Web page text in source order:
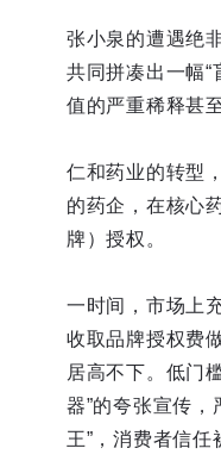
张小泉的遭遇绝
共同拼凑出一幅
值的严重稀释甚
仁和药业的转型
的药企，在核心
牌）授权。
一时间，市场上
收取品牌授权费
居高不下。低门
器”的夸张宣传，
王”，消费者信任